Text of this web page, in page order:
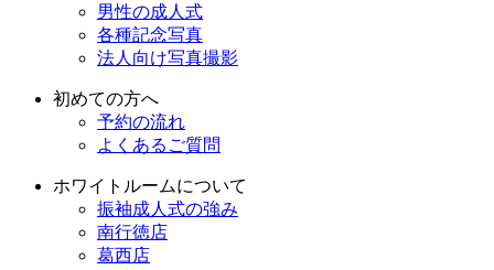
男性の成人式
各種記念写真
法人向け写真撮影
初めての方へ
予約の流れ
よくあるご質問
ホワイトルームについて
振袖成人式の強み
南行徳店
葛西店